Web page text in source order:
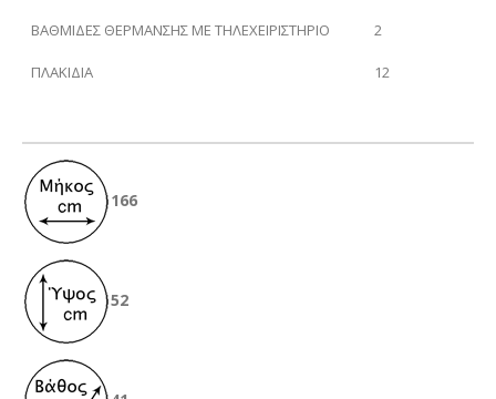
ΒΑΘΜΙΔΕΣ ΘΕΡΜΑΝΣΗΣ ΜΕ ΤΗΛΕΧΕΙΡΙΣΤΗΡΙΟ 2
ΠΛΑΚΙΔΙΑ 12
166
52